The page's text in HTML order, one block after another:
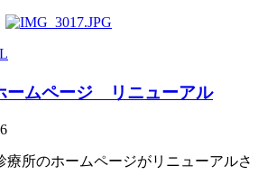
ームページ リニューアル
療所のホームページがリニューアルさ